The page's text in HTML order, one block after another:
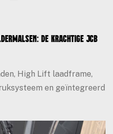
de krachtige JCB
High Lift laadframe,
en geïntegreerd